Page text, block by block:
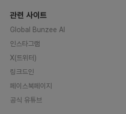
관련 사이트
Global Bunzee AI
인스타그램
X(트위터)
링크드인
페이스북페이지
공식 유튜브